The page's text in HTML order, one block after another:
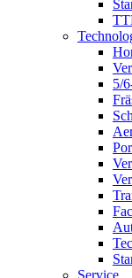
5/
Service